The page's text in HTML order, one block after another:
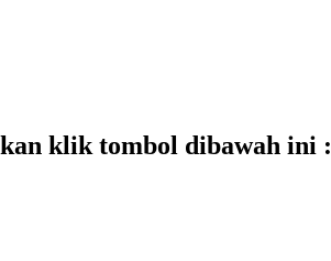
klik tombol dibawah ini :